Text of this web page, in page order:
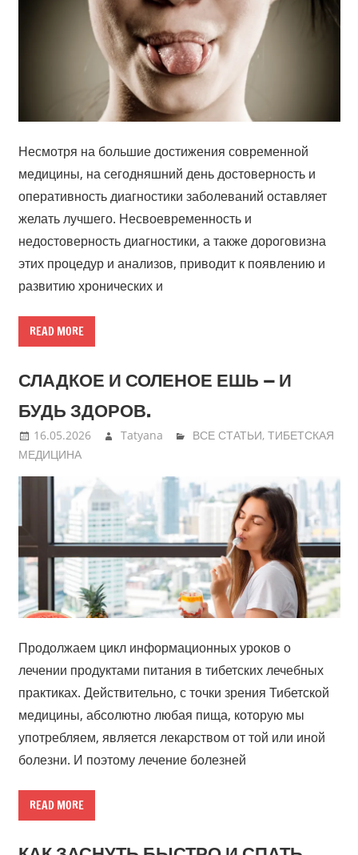
Несмотря на большие достижения современной
медицины, на сегодняшний день достоверность и
оперативность диагностики заболеваний оставляет
желать лучшего. Несвоевременность и
недостоверность диагностики, а также дороговизна
этих процедур и анализов, приводит к появлению и
развитию хронических и
READ MORE
СЛАДКОЕ И СОЛЕНОЕ ЕШЬ — И
БУДЬ ЗДОРОВ.
16.05.2026 Tatyana ВСЕ СТАТЬИ,ТИБЕТСКАЯ
МЕДИЦИНА
Продолжаем цикл информационных уроков о
лечении продуктами питания в тибетских лечебных
практиках. Действительно, с точки зрения Тибетской
медицины, абсолютно любая пища, которую мы
употребляем, является лекарством от той или иной
болезни. И поэтому лечение болезней
READ MORE